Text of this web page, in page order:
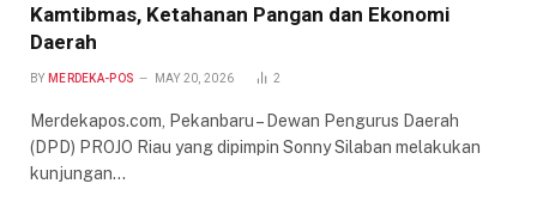
Kamtibmas, Ketahanan Pangan dan Ekonomi
Daerah
BY MERDEKA-POS MAY 20, 2026 2
Merdekapos.com, Pekanbaru – Dewan Pengurus Daerah
(DPD) PROJO Riau yang dipimpin Sonny Silaban melakukan
kunjungan…